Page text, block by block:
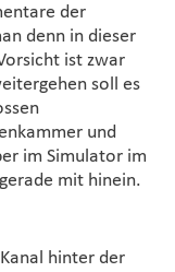
der
denn in dieser
ist zwar
soll es
und
im Simulator im
mit hinein.
hinter der